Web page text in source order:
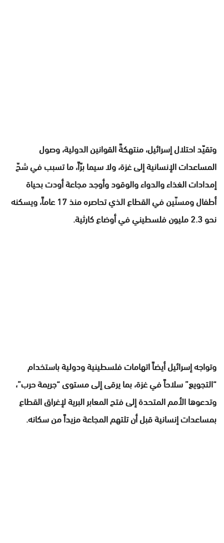
وتقيّد احتلال إسرائيل، منتهكةً القوانين الدولية، وصول
المساعدات الإنسانية إلى غزة، ولا سيما برّاً، ما تسبب في شحّ
إمدادات الغذاء والدواء والوقود وأوجد مجاعة أودت بحياة
أطفال ومسنّين في القطاع الذي تحاصره منذ 17 عاماً، ويسكنه
نحو 2.3 مليون فلسطيني في أوضاع كارثية.
وتواجه إسرائيل أيضاً اتهامات فلسطينية ودولية باستخدام
“التجويع” سلاحاً في غزة، بما يرقى إلى مستوى “جريمة حرب”،
وتدعوها الأمم المتحدة إلى فتح المعابر البرية لإغراق القطاع
بمساعدات إنسانية قبل أن تلتهم المجاعة مزيداً من سكانه.